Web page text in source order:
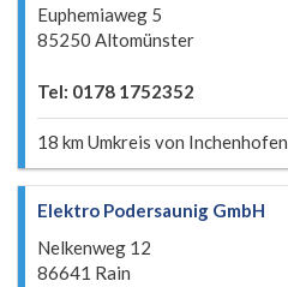
Euphemiaweg 5
85250 Altomünster
Tel: 0178 1752352
18 km Umkreis von Inchenhofen
Elektro Podersaunig GmbH
Nelkenweg 12
86641 Rain